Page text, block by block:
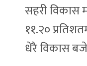
सहरी विकास
११.२०
धेरै विकास